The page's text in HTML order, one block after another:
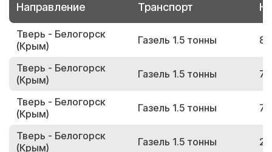
Направление Транспорт
Тверь - Белогорск
(Крым)
Газель 1.5 тонны
Тверь - Белогорск
(Крым)
Газель 1.5 тонны
Тверь - Белогорск
(Крым)
Газель 1.5 тонны
Тверь - Белогорск
(Крым)
Газель 1.5 тонны